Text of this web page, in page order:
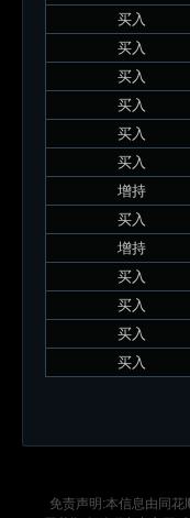
买入
买入
买入
买入
买入
买入
增持
买入
增持
买入
买入
买入
买入
免责声明:本信息由同